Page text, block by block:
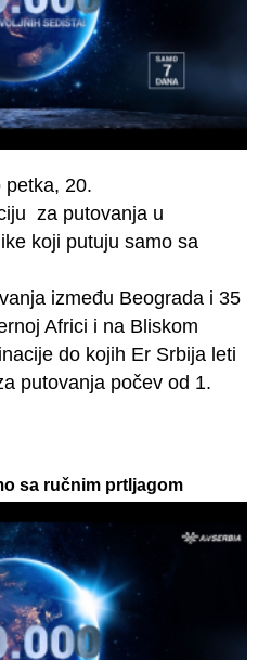
petka, 20.
za putovanja u
koji putuju samo sa
između Beograda i 35
Africi i na Bliskom
do kojih Er Srbija leti
putovanja počev od 1.
sa ručnim prtljagom